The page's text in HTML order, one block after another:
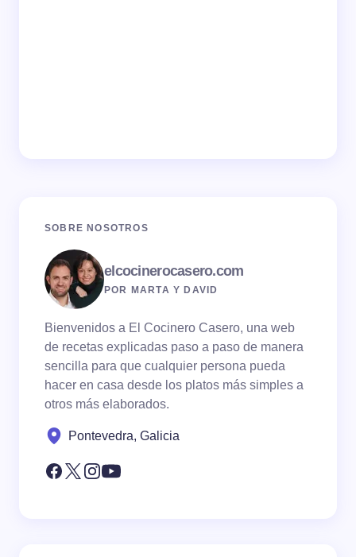
SOBRE NOSOTROS
elcocinerocasero.com
POR MARTA Y DAVID
Bienvenidos a El Cocinero Casero, una web
de recetas explicadas paso a paso de manera
sencilla para que cualquier persona pueda
hacer en casa desde los platos más simples a
otros más elaborados.
Pontevedra, Galicia